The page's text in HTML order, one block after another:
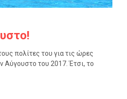
πολίτες του για τις ώρες
Αύγουστο του 2017. Έτσι, το